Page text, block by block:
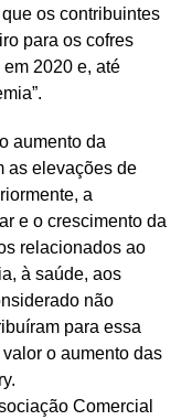
os contribuintes
para os cofres
2020 e, até
aumento da
as elevações de
a
e o crescimento da
relacionados ao
à saúde, aos
não
para essa
o aumento das
Comercial